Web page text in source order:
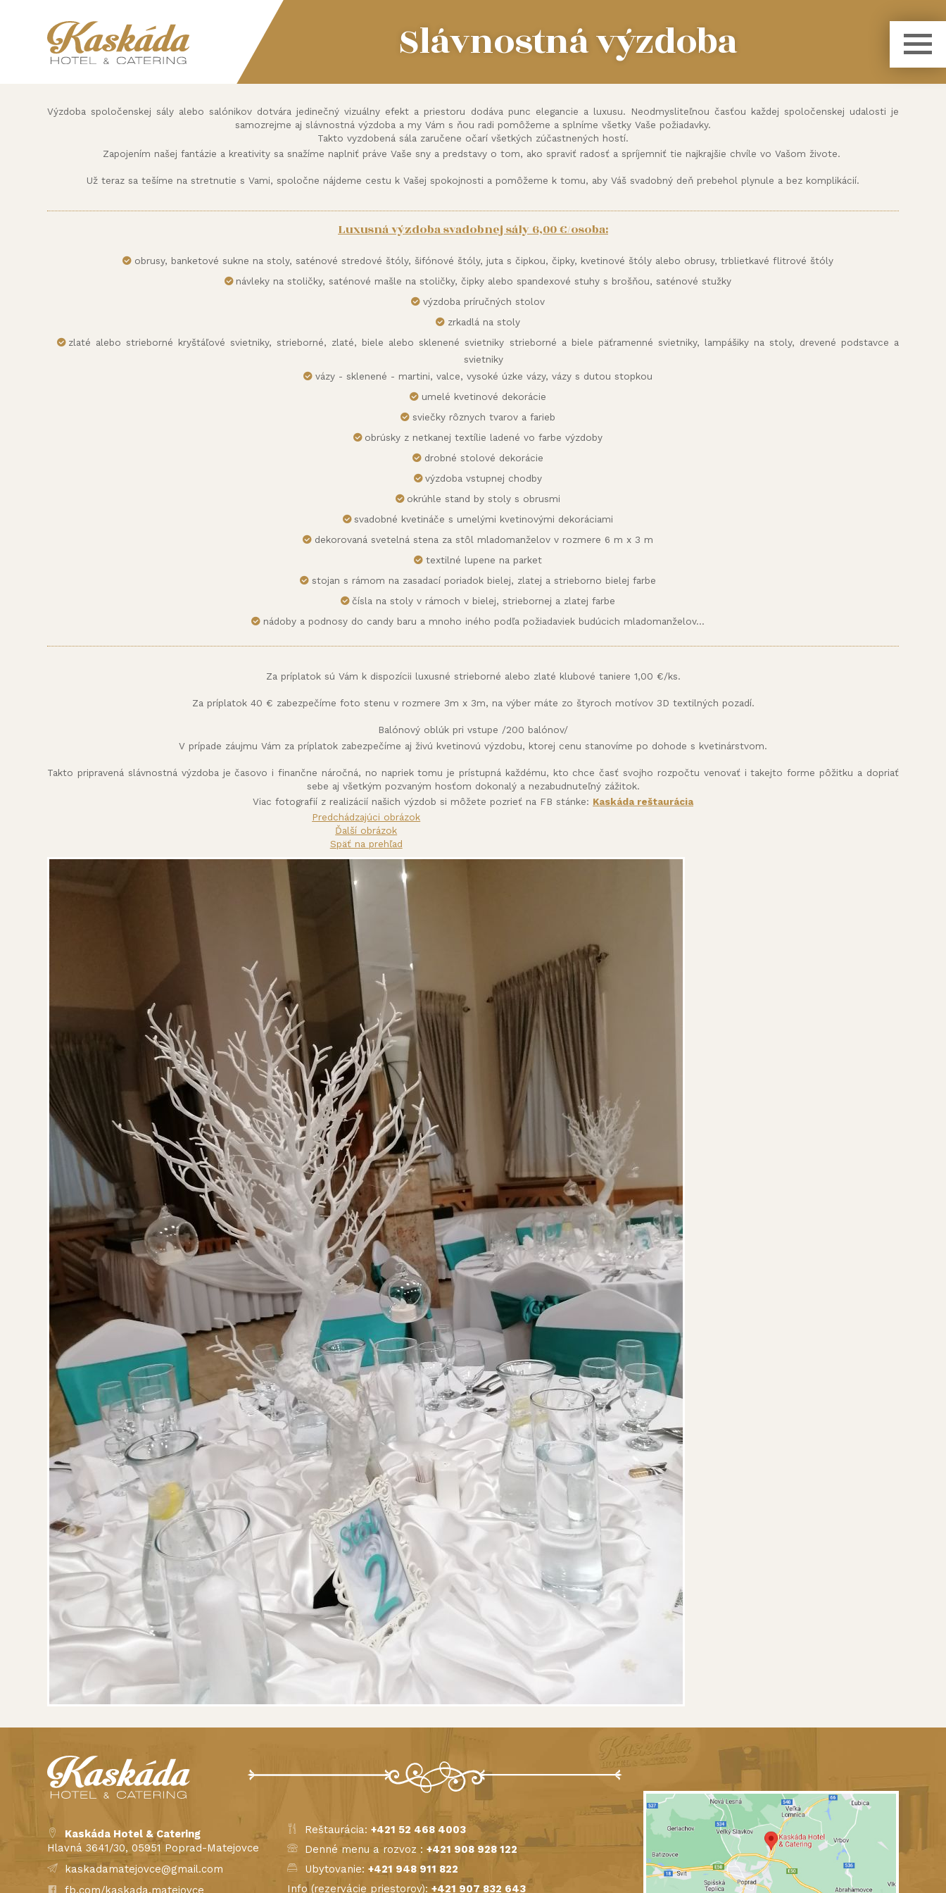
Slávnostná výzdoba
Výzdoba spoločenskej sály alebo salónikov dotvára jedinečný vizuálny efekt a priestoru dodáva punc elegancie a luxusu. Neodmysliteľnou časťou každej spoločenskej udalosti je
samozrejme aj slávnostná výzdoba a my Vám s ňou radi pomôžeme a splníme všetky Vaše požiadavky.
Takto vyzdobená sála zaručene očarí všetkých zúčastnených hostí.
Zapojením našej fantázie a kreativity sa snažíme naplniť práve Vaše sny a predstavy o tom, ako spraviť radosť a spríjemniť tie najkrajšie chvíle vo Vašom živote.
Už teraz sa tešíme na stretnutie s Vami, spoločne nájdeme cestu k Vašej spokojnosti a pomôžeme k tomu, aby Váš svadobný deň prebehol plynule a bez komplikácií.
Luxusná výzdoba svadobnej sály 6,00 €/osoba:
obrusy, banketové sukne na stoly, saténové stredové štóly, šifónové štóly, juta s čipkou, čipky, kvetinové štóly alebo obrusy, trblietkavé flitrové štóly
návleky na stoličky, saténové mašle na stoličky, čipky alebo spandexové stuhy s brošňou, saténové stužky
výzdoba príručných stolov
zrkadlá na stoly
zlaté alebo strieborné kryštáľové svietniky, strieborné, zlaté, biele alebo sklenené svietniky strieborné a biele päťramenné svietniky, lampášiky na stoly, drevené podstavce a
svietniky
vázy - sklenené - martini, valce, vysoké úzke vázy, vázy s dutou stopkou
umelé kvetinové dekorácie
sviečky rôznych tvarov a farieb
obrúsky z netkanej textílie ladené vo farbe výzdoby
drobné stolové dekorácie
výzdoba vstupnej chodby
okrúhle stand by stoly s obrusmi
svadobné kvetináče s umelými kvetinovými dekoráciami
dekorovaná svetelná stena za stôl mladomanželov v rozmere 6 m x 3 m
textilné lupene na parket
stojan s rámom na zasadací poriadok bielej, zlatej a strieborno bielej farbe
čísla na stoly v rámoch v bielej, striebornej a zlatej farbe
nádoby a podnosy do candy baru a mnoho iného podľa požiadaviek budúcich mladomanželov...
Za príplatok sú Vám k dispozícii luxusné strieborné alebo zlaté klubové taniere 1,00 €/ks.
Za príplatok 40 € zabezpečíme foto stenu v rozmere 3m x 3m, na výber máte zo štyroch motívov 3D textilných pozadí.
Balónový oblúk pri vstupe /200 balónov/
V prípade záujmu Vám za príplatok zabezpečíme aj živú kvetinovú výzdobu, ktorej cenu stanovíme po dohode s kvetinárstvom.
Takto pripravená slávnostná výzdoba je časovo i finančne náročná, no napriek tomu je prístupná každému, kto chce časť svojho rozpočtu venovať i takejto forme pôžitku a dopriať
sebe aj všetkým pozvaným hosťom dokonalý a nezabudnuteľný zážitok.
Viac fotografií z realizácií našich výzdob si môžete pozrieť na FB stánke: Kaskáda reštaurácia
Predchádzajúci obrázok
Ďalší obrázok
Späť na prehľad
Kaskáda Hotel & Catering
Hlavná 3641/30, 05951 Poprad-Matejovce
kaskadamatejovce@gmail.com
fb.com/kaskada.matejovce
Reštaurácia:+421 52 468 4003
Denné menu a rozvoz :+421 908 928 122
Ubytovanie:+421 948 911 822
Info (rezervácie priestorov):+421 907 832 643